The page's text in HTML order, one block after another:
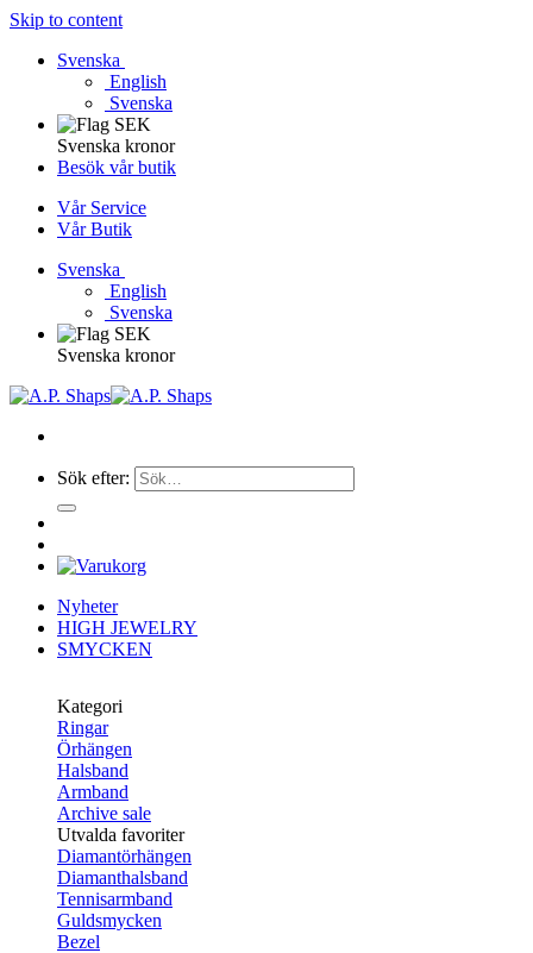
Skip to content
Svenska
English
Svenska
Svenska kronor
Besök vår butik
Vår Service
Vår Butik
Svenska
English
Svenska
Svenska kronor
Sök efter:
Nyheter
HIGH JEWELRY
SMYCKEN
Kategori
Ringar
Örhängen
Halsband
Armband
Archive sale
Utvalda favoriter
Diamantörhängen
Diamanthalsband
Tennisarmband
Guldsmycken
Bezel